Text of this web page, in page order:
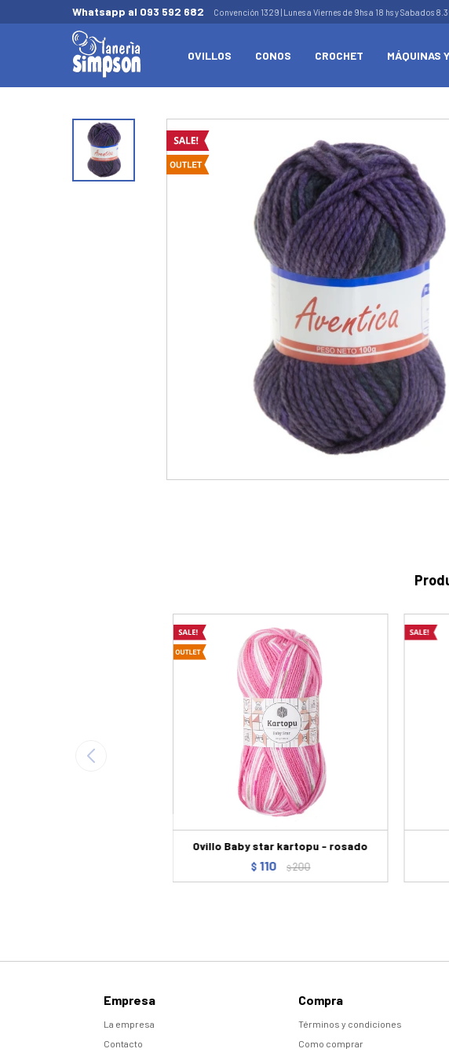
OVILLOS CONOS CROCHET MÁQUINAS
Whatsapp al 093 592 682 Convención 1329 | Lunes a Viernes de 9hs a 18 hs y Sabados
Ovillo Baby star kartopu - rosado
$ 110 $200
Empresa
La empresa
Contacto
Compra
Términos y condiciones
Como comprar